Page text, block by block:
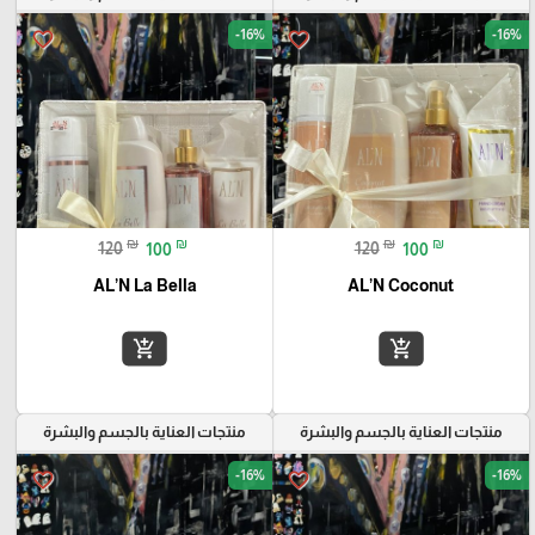
favorite_border -16%
120 ₪ 100 ₪
AL’N Coconut
add_shopping_cart
favorite_border -16%
120 ₪ 100 ₪
AL’N La Bella
add_shopping_cart
منتجات العناية بالجسم والبشرة
favorite_border -16%
منتجات العناية بالجسم والبشرة
favorite_border -16%